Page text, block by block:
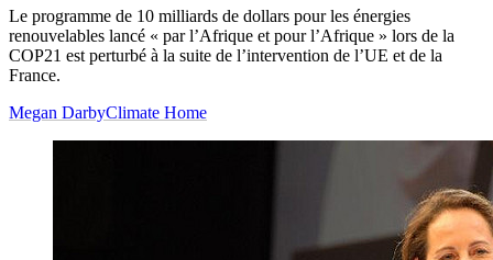
Le programme de 10 milliards de dollars pour les énergies
renouvelables lancé « par l’Afrique et pour l’Afrique » lors de la
COP21 est perturbé à la suite de l’intervention de l’UE et de la
France.
Megan DarbyClimate Home